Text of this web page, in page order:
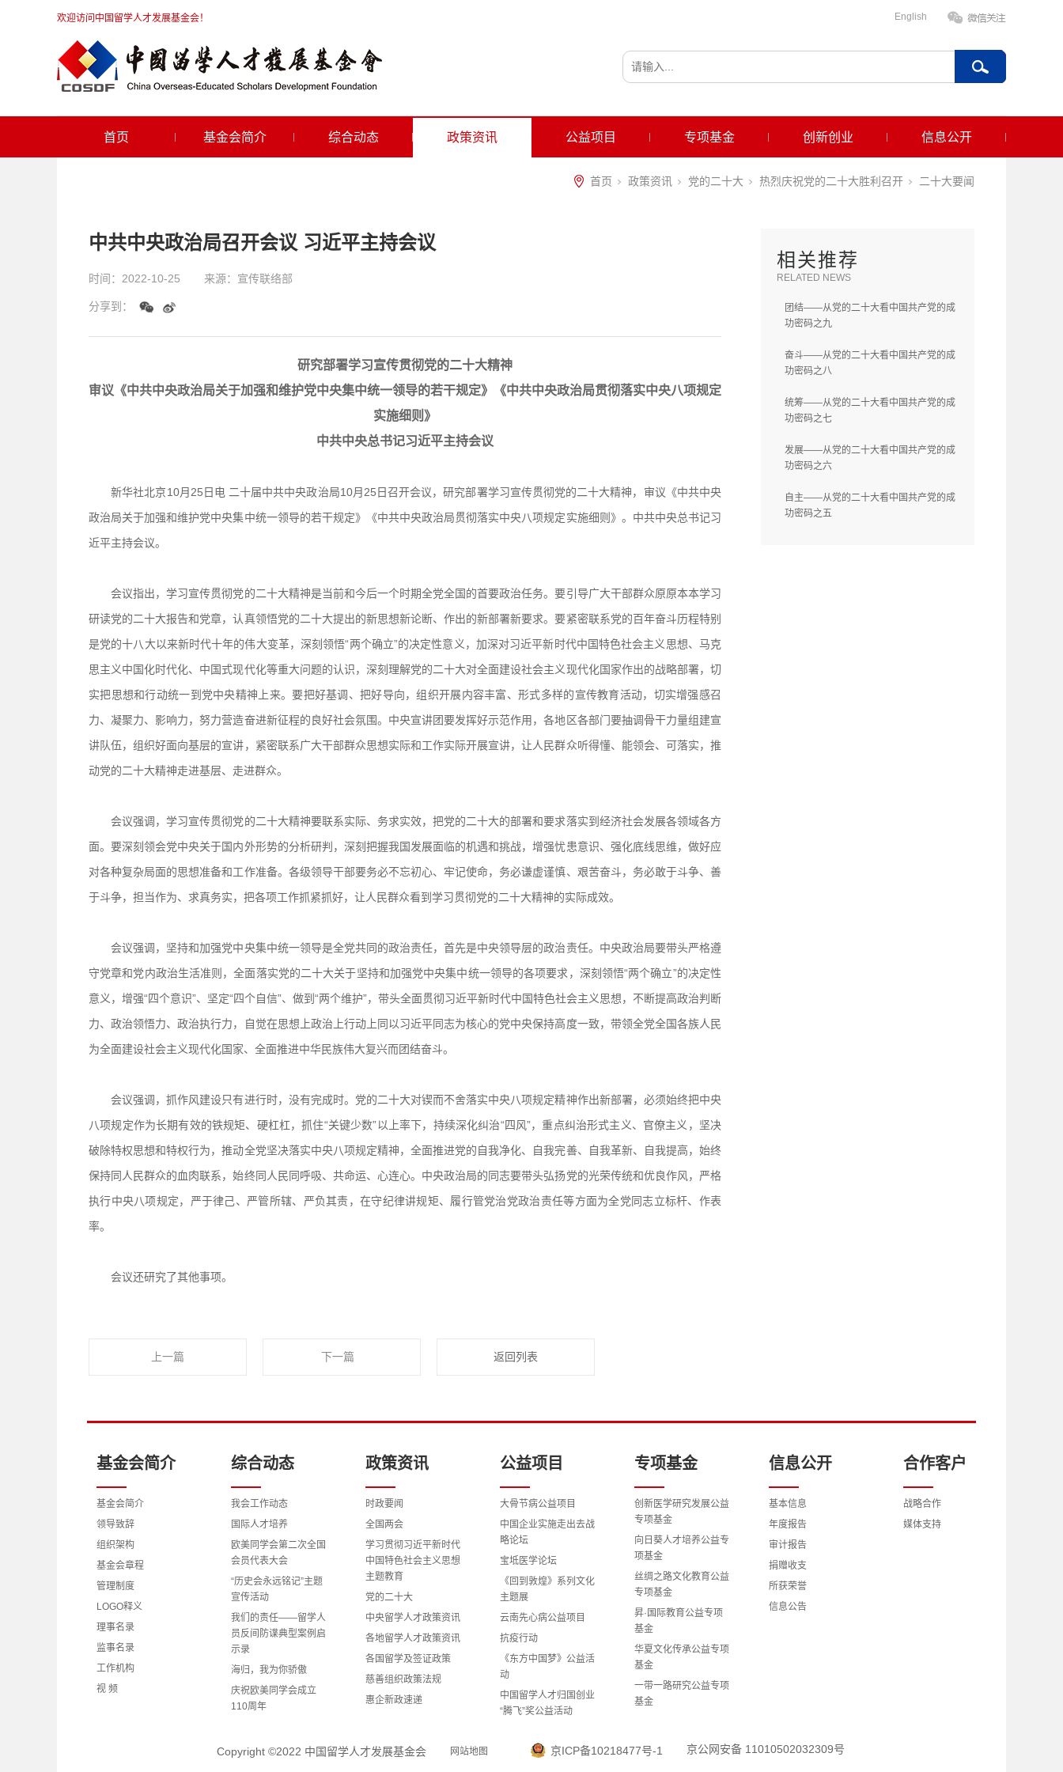
欢迎访问中国留学人才发展基金会！ English
首页 基金会简介 综合动态 政策资讯 公益项目 专项基金 创新创业 信息公开
首页 政策资讯 党的二十大 热烈庆祝党的二十大胜利召开 二十大要闻
中共中央政治局召开会议 习近平主持会议
时间： 2022-10-25 来源： 宣传联络部
分享到：
研究部署学习宣传贯彻党的二十大精神
审议《中共中央政治局关于加强和维护党中央集中统一领导的若干规定》《中共中央政治局贯彻落实中央八项规定
实施细则》
中共中央总书记习近平主持会议
新华社北京10月25日电 二十届中共中央政治局10月25日召开会议，研究部署学习宣传贯彻党的二十大精神，审议《中共中央
政治局关于加强和维护党中央集中统一领导的若干规定》《中共中央政治局贯彻落实中央八项规定实施细则》。中共中央总书记习
近平主持会议。
会议指出，学习宣传贯彻党的二十大精神是当前和今后一个时期全党全国的首要政治任务。要引导广大干部群众原原本本学习
研读党的二十大报告和党章，认真领悟党的二十大提出的新思想新论断、作出的新部署新要求。要紧密联系党的百年奋斗历程特别
是党的十八大以来新时代十年的伟大变革，深刻领悟“两个确立”的决定性意义，加深对习近平新时代中国特色社会主义思想、马克
思主义中国化时代化、中国式现代化等重大问题的认识，深刻理解党的二十大对全面建设社会主义现代化国家作出的战略部署，切
实把思想和行动统一到党中央精神上来。要把好基调、把好导向，组织开展内容丰富、形式多样的宣传教育活动，切实增强感召
力、凝聚力、影响力，努力营造奋进新征程的良好社会氛围。中央宣讲团要发挥好示范作用，各地区各部门要抽调骨干力量组建宣
讲队伍，组织好面向基层的宣讲，紧密联系广大干部群众思想实际和工作实际开展宣讲，让人民群众听得懂、能领会、可落实，推
动党的二十大精神走进基层、走进群众。
会议强调，学习宣传贯彻党的二十大精神要联系实际、务求实效，把党的二十大的部署和要求落实到经济社会发展各领域各方
面。要深刻领会党中央关于国内外形势的分析研判，深刻把握我国发展面临的机遇和挑战，增强忧患意识、强化底线思维，做好应
对各种复杂局面的思想准备和工作准备。各级领导干部要务必不忘初心、牢记使命，务必谦虚谨慎、艰苦奋斗，务必敢于斗争、善
于斗争，担当作为、求真务实，把各项工作抓紧抓好，让人民群众看到学习贯彻党的二十大精神的实际成效。
会议强调，坚持和加强党中央集中统一领导是全党共同的政治责任，首先是中央领导层的政治责任。中央政治局要带头严格遵
守党章和党内政治生活准则，全面落实党的二十大关于坚持和加强党中央集中统一领导的各项要求，深刻领悟“两个确立”的决定性
意义，增强“四个意识”、坚定“四个自信”、做到“两个维护”，带头全面贯彻习近平新时代中国特色社会主义思想，不断提高政治判断
力、政治领悟力、政治执行力，自觉在思想上政治上行动上同以习近平同志为核心的党中央保持高度一致，带领全党全国各族人民
为全面建设社会主义现代化国家、全面推进中华民族伟大复兴而团结奋斗。
会议强调，抓作风建设只有进行时，没有完成时。党的二十大对锲而不舍落实中央八项规定精神作出新部署，必须始终把中央
八项规定作为长期有效的铁规矩、硬杠杠，抓住“关键少数”以上率下，持续深化纠治“四风”，重点纠治形式主义、官僚主义，坚决
破除特权思想和特权行为，推动全党坚决落实中央八项规定精神，全面推进党的自我净化、自我完善、自我革新、自我提高，始终
保持同人民群众的血肉联系，始终同人民同呼吸、共命运、心连心。中央政治局的同志要带头弘扬党的光荣传统和优良作风，严格
执行中央八项规定，严于律己、严管所辖、严负其责，在守纪律讲规矩、履行管党治党政治责任等方面为全党同志立标杆、作表
率。
会议还研究了其他事项。
上一篇 下一篇 返回列表
相关推荐
RELATED NEWS
团结——从党的二十大看中国共产党的成
功密码之九
奋斗——从党的二十大看中国共产党的成
功密码之八
统筹——从党的二十大看中国共产党的成
功密码之七
发展——从党的二十大看中国共产党的成
功密码之六
自主——从党的二十大看中国共产党的成
功密码之五
基金会简介
基金会简介
领导致辞
组织架构
基金会章程
管理制度
LOGO释义
理事名录
监事名录
工作机构
视 频
综合动态
我会工作动态
国际人才培养
欧美同学会第二次全国
会员代表大会
“历史会永远铭记”主题
宣传活动
我们的责任——留学人
员反间防谍典型案例启
示录
海归，我为你骄傲
庆祝欧美同学会成立
110周年
体会
政策资讯
时政要闻
全国两会
学习贯彻习近平新时代
中国特色社会主义思想
主题教育
党的二十大
中央留学人才政策资讯
各地留学人才政策资讯
各国留学及签证政策
慈善组织政策法规
惠企新政速递
公益项目
大骨节病公益项目
中国企业实施走出去战
略论坛
宝坻医学论坛
《回到敦煌》系列文化
主题展
云南先心病公益项目
抗疫行动
《东方中国梦》公益活
动
中国留学人才归国创业
“腾飞”奖公益活动
报告公益活动
专项基金
创新医学研究发展公益
专项基金
向日葵人才培养公益专
项基金
丝绸之路文化教育公益
专项基金
昇·国际教育公益专项
基金
华夏文化传承公益专项
基金
一带一路研究公益专项
基金
智慧能源与国际交流公
信息公开
基本信息
年度报告
审计报告
捐赠收支
所获荣誉
信息公告
合作客户
战略合作
媒体支持
Copyright ©2022 中国留学人才发展基金会 网站地图 京ICP备10218477号-1 京公网安备 11010502032309号